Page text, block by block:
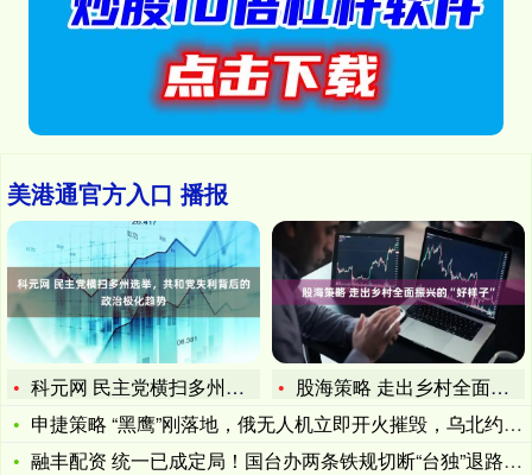
美港通官方入口 播报
科元网 民主党横扫多州选举，共和党失利背后的政治极化趋势
股海策略 走出乡村全面振兴的“好样子”
申捷策略 “黑鹰”刚落地，俄无人机立即开火摧毁，乌北约拯救死
融丰配资 统一已成定局！国台办两条铁规切断“台独”退路，特朗